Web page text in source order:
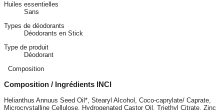
Huiles essentielles
Sans
Types de déodorants
Déodorants en Stick
Type de produit
Déodorant
Composition
Composition / Ingrédients INCI
Helianthus Annuus Seed Oil*, Stearyl Alcohol, Coco-caprylate/ Caprate,
Microcrystalline Cellulose, Hydrogenated Castor Oil, Triethyl Citrate, Zinc